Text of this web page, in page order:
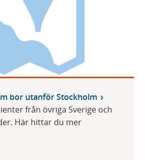
bor utanför Stockholm
från övriga Sverige och
Här hittar du mer